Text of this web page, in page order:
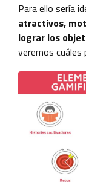
Para ello sería
atractivos,
lograr los
veremos cuáles